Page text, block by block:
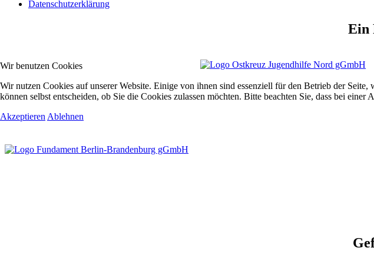
Datenschutzerklärung
Ein
Wir benutzen Cookies
Wir nutzen Cookies auf unserer Website. Einige von ihnen sind essenziell für den Betrieb der
können selbst entscheiden, ob Sie die Cookies zulassen möchten. Bitte beachten Sie, dass bei
Akzeptieren Ablehnen